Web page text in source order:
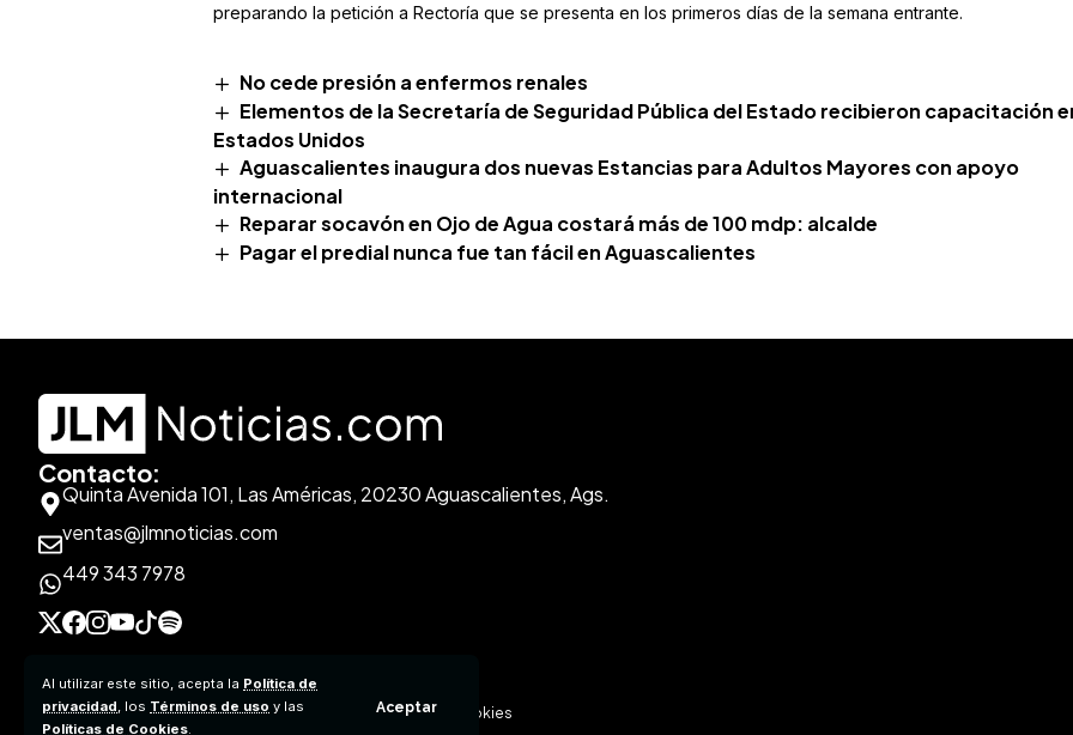
Al utilizar este sitio, acepta la Política de
privacidad, los Términos de uso y las
Políticas de Cookies.
Aceptar
preparando la petición a Rectoría que se presenta en los primeros días de la semana entrante.
No cede presión a enfermos renales
Elementos de la Secretaría de Seguridad Pública del Estado recibieron capacitación
Estados Unidos
Aguascalientes inaugura dos nuevas Estancias para Adultos Mayores con apoyo
internacional
Reparar socavón en Ojo de Agua costará más de 100 mdp: alcalde
Pagar el predial nunca fue tan fácil en Aguascalientes
Contacto:
Quinta Avenida 101, Las Américas, 20230 Aguascalientes, Ags.
ventas@jlmnoticias.com
449 343 7978
Aviso de PrivacidadPolíticas de Contenido Políticas de Cookies